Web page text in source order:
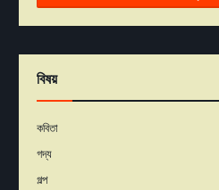
বিষয়
কবিতা
গদ্য
গল্প